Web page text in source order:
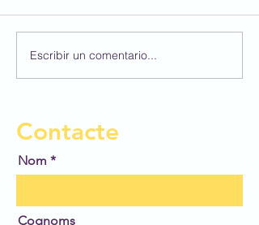
Escribir un comentario...
Contacte
Nom
Cognoms